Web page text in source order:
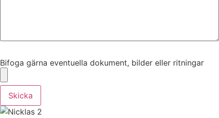
Bifoga gärna eventuella dokument, bilder eller ritningar
Skicka